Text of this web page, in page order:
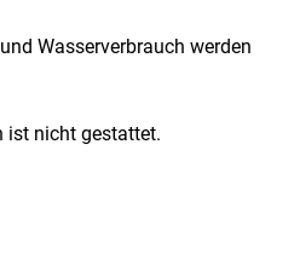
Wasserverbrauch werden
ist nicht gestattet.